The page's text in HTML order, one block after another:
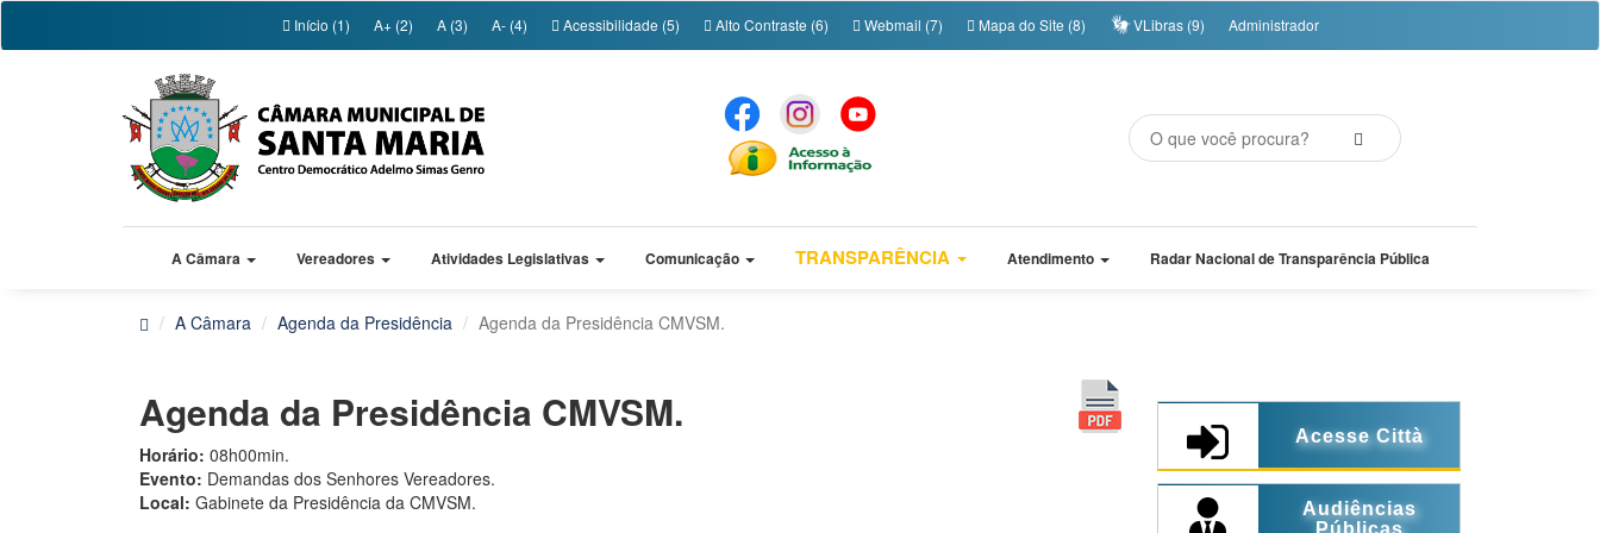
Início (1) A+ (2) A (3) A- (4) Acessibilidade (5) Alto Contraste (6) Webmail (7) Mapa do Site (8) VLibras (9) Administrador
A Câmara Vereadores Atividades Legislativas Comunicação TRANSPARÊNCIA Atendimento Radar Nacional de Transparência Pública
A Câmara Agenda da Presidência Agenda da Presidência CMVSM.
Agenda da Presidência CMVSM.
Horário: 08h00min.
Evento: Demandas dos Senhores Vereadores.
Local: Gabinete da Presidência da CMVSM.
Acesse Città
Audiências
Públicas